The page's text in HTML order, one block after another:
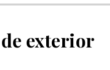
exterior